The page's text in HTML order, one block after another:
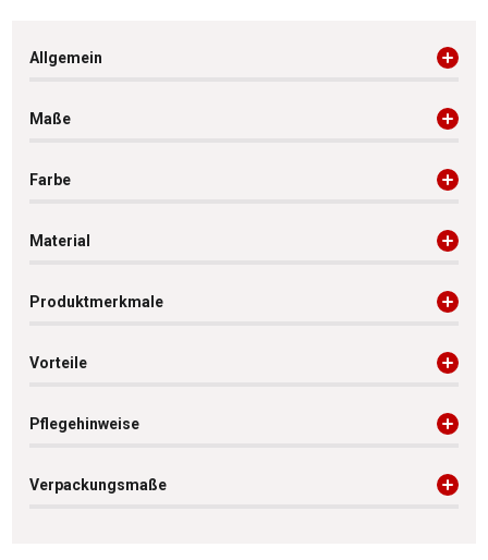
Allgemein
Maße
Farbe
Material
Produktmerkmale
Vorteile
Pflegehinweise
Verpackungsmaße